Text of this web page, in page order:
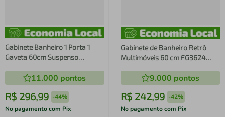
Gabinete Banheiro 1 Porta 1
Gaveta 60cm Suspenso
Amêndoa/Mármore Branco
11.000 pontos
R$ 296,99 -44%
No pagamento com Pix
Gabinete de Banheiro Retrô
Multimóveis 60 cm FG3624
9.000 pontos
R$ 242,99 -42%
No pagamento com Pix